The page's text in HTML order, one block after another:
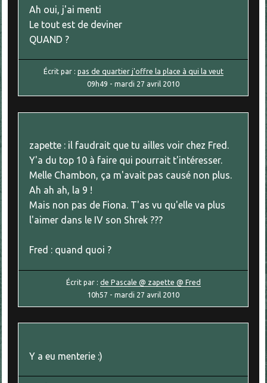
Ah oui, j'ai menti
Le tout est de deviner
QUAND ?
Écrit par : pas de quartier j'offre la place à qui la veut
09h49 -mardi 27 avril 2010
zapette : il faudrait que tu ailles voir chez Fred.
Y'a du top 10 à faire qui pourrait t'intéresser.
Melle Chambon, ça m'avait pas causé non plus.
Ah ah ah, la 9 !
Mais non pas de Fiona. T'as vu qu'elle va plus
l'aimer dans le IV son Shrek ???
Fred : quand quoi ?
Écrit par : de Pascale @ zapette @ Fred
10h57 -mardi 27 avril 2010
Y a eu menterie :)